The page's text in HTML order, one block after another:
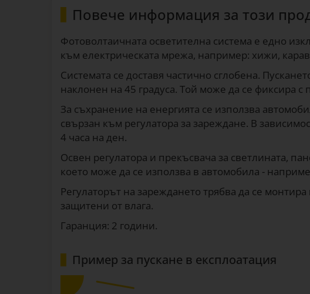
Повече информация за този
Фотоволтаичната осветителна система е едно
към електрическата мрежа, например: хижи,
Системата се доставя частично сглобена.
наклонен на 45 градуса. Той може да се фиксира
За съхранение на енергията се използва
свързан към регулатора за зареждане. В
4 часа на ден.
Освен регулатора и прекъсвача за светлината,
което може да се използва в автомобила -
Регулаторът на зареждането трябва да се
защитени от влага.
Гаранция: 2 години.
Пример за пускане в експлоатация